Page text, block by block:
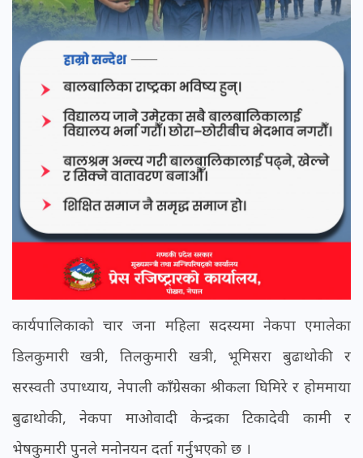
कार्यपालिकाको चार जना महिला सदस्यमा नेकपा एमालेका
डिलकुमारी खत्री, तिलकुमारी खत्री, भूमिसरा बुढाथोकी र
सरस्वती उपाध्याय, नेपाली काँग्रेसका श्रीकला घिमिरे र होममाया
बुढाथोकी, नेकपा माओवादी केन्द्रका टिकादेवी कामी र
भेषकुमारी पुनले मनोनयन दर्ता गर्नुभएको छ ।